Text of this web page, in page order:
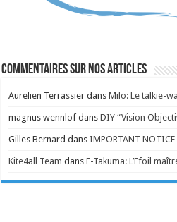
Commentaires sur nos articles
Aurelien Terrassier dansMilo: Le talkie-
magnus wennlof dansDIY “Vision
Gilles Bernard dansIMPORTANT NOTICE
Kite4all Team dansE-Takuma: L’Efoil